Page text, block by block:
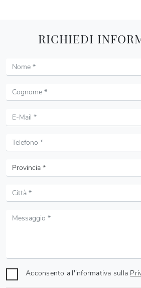
RICHIEDI
Acconsento all'informativa sulla